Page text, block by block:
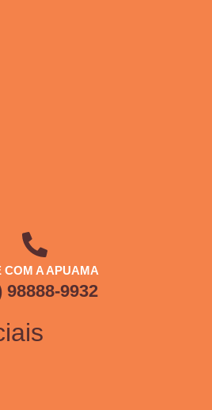
COM A APUAMA
98888-9932